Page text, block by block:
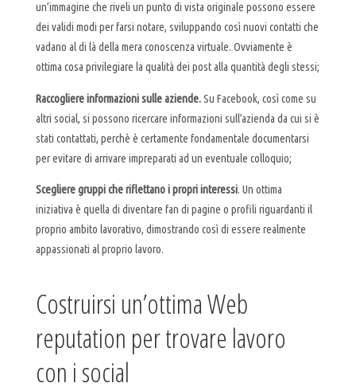
un’immagine che riveli un punto di vista originale possono essere
dei validi modi per farsi notare, sviluppando così nuovi contatti che
vadano al di là della mera conoscenza virtuale. Ovviamente è
ottima cosa privilegiare la qualità dei post alla quantità degli stessi;
Raccogliere informazioni sulle aziende.Su Facebook, così come su
altri social, si possono ricercare informazioni sull’azienda da cui si è
stati contattati, perchè è certamente fondamentale documentarsi
per evitare di arrivare impreparati ad un eventuale colloquio;
Scegliere gruppi che riflettano i propri interessi. Un ottima
iniziativa è quella di diventare fan di pagine o profili riguardanti il
proprio ambito lavorativo, dimostrando così di essere realmente
appassionati al proprio lavoro.
Costruirsi un’ottima Web
reputation per trovare lavoro
con i social